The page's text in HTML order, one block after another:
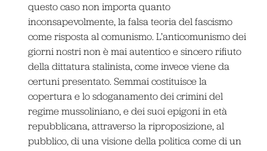
questo caso non importa quanto
inconsapevolmente, la falsa teoria del fascismo
come risposta al comunismo. L’anticomunismo dei
giorni nostri non è mai autentico e sincero rifiuto
della dittatura stalinista, come invece viene da
certuni presentato. Semmai costituisce la
copertura e lo sdoganamento dei crimini del
regime mussoliniano, e dei suoi epigoni in età
repubblicana, attraverso la riproposizione, al
pubblico, di una visione della politica come di un